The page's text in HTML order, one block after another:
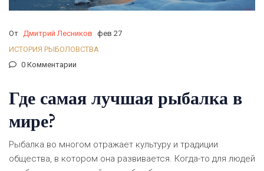
От Дмитрий Лесников фев 27
ИСТОРИЯ РЫБОЛОВСТВА
0 Комментарии
Где самая лучшая рыбалка в
мире?
Рыбалка во многом отражает культуру и традиции
общества, в котором она развивается. Когда-то для людей